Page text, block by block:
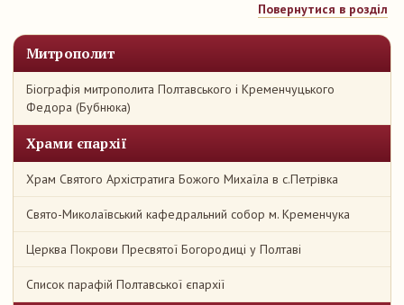
Митрополит
Біографія митрополита Полтавського і Кременчуцького
Федора (Бубнюка)
Храми єпархії
Храм Святого Архістратига Божого Михаїла в с.Петрівка
Свято-Миколаївський кафедральний собор м. Кременчука
Церква Покрови Пресвятої Богородиці у Полтаві
Список парафій Полтавської єпархії
Повернутися в розділ